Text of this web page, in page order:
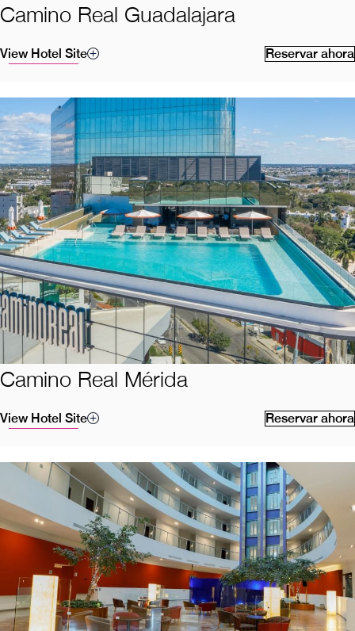
Camino Real Guadalajara
Reservar ahora
View Hotel Site
Camino Real Mérida
Reservar ahora
View Hotel Site